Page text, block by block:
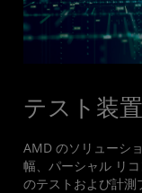
テスト装
AMD のソリューシ
幅、パーシャル リ
のテストおよび計測